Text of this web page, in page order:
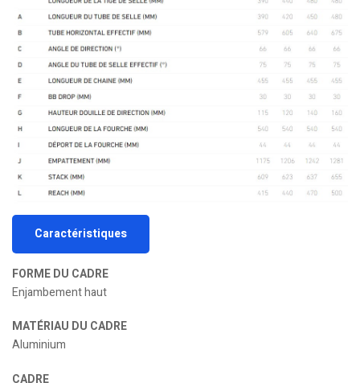
Caractéristiques
FORME DU CADRE
Enjambement haut
MATÉRIAU DU CADRE
Aluminium
CADRE